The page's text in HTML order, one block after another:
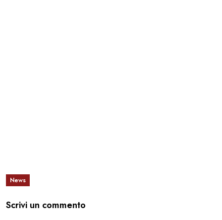
News
Scrivi un commento